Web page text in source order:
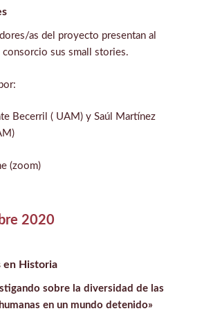
as del proyecto presentan al
sus small stories.
Becerril ( UAM) y Saúl Martínez
(zoom)
2020
en Historia
sobre la diversidad de las
en un mundo detenido»